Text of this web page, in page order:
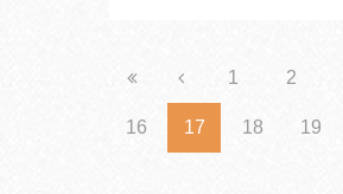
1 2
16 17 18 19